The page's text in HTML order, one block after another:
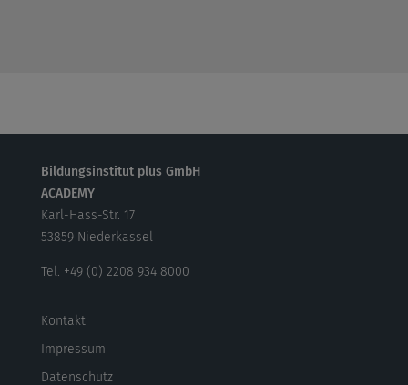
Bildungsinstitut plus GmbH
ACADEMY
Karl-Hass-Str. 17
53859 Niederkassel
Tel. +49 (0) 2208 934 8000
Kontakt
Impressum
Datenschutz